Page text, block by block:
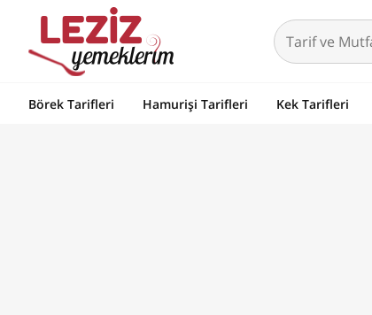
Börek Tarifleri Hamurişi Tarifleri Kek Tarifleri